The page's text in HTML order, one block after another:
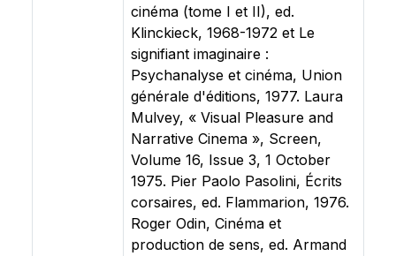
cinéma (tome I et II), ed.
Klinckieck, 1968-1972 et Le
signifiant imaginaire :
Psychanalyse et cinéma, Union
générale d'éditions, 1977. Laura
Mulvey, « Visual Pleasure and
Narrative Cinema », Screen,
Volume 16, Issue 3, 1 October
1975. Pier Paolo Pasolini, Écrits
corsaires, ed. Flammarion, 1976.
Roger Odin, Cinéma et
production de sens, ed. Armand